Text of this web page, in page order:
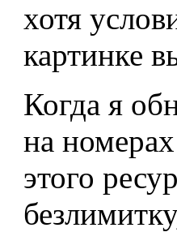
хотя
картинке
Когда я
на
этого